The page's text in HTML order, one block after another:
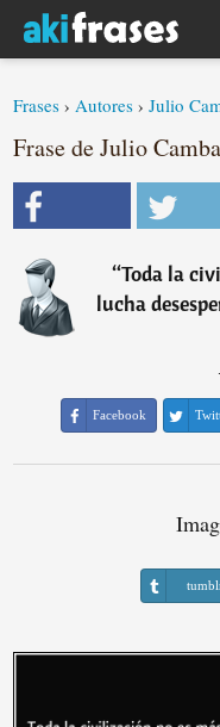
Frases ›Autores ›Julio
Frase de Julio Camba
“Toda la
lucha
Facebook